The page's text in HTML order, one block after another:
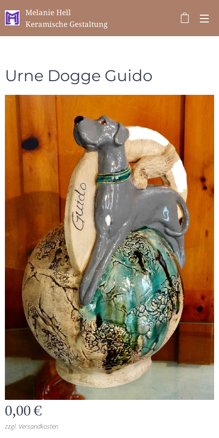
Melanie Hell
Keramische Gestaltung
Urne Dogge Guido
0,00€
zzgl. Versandkosten